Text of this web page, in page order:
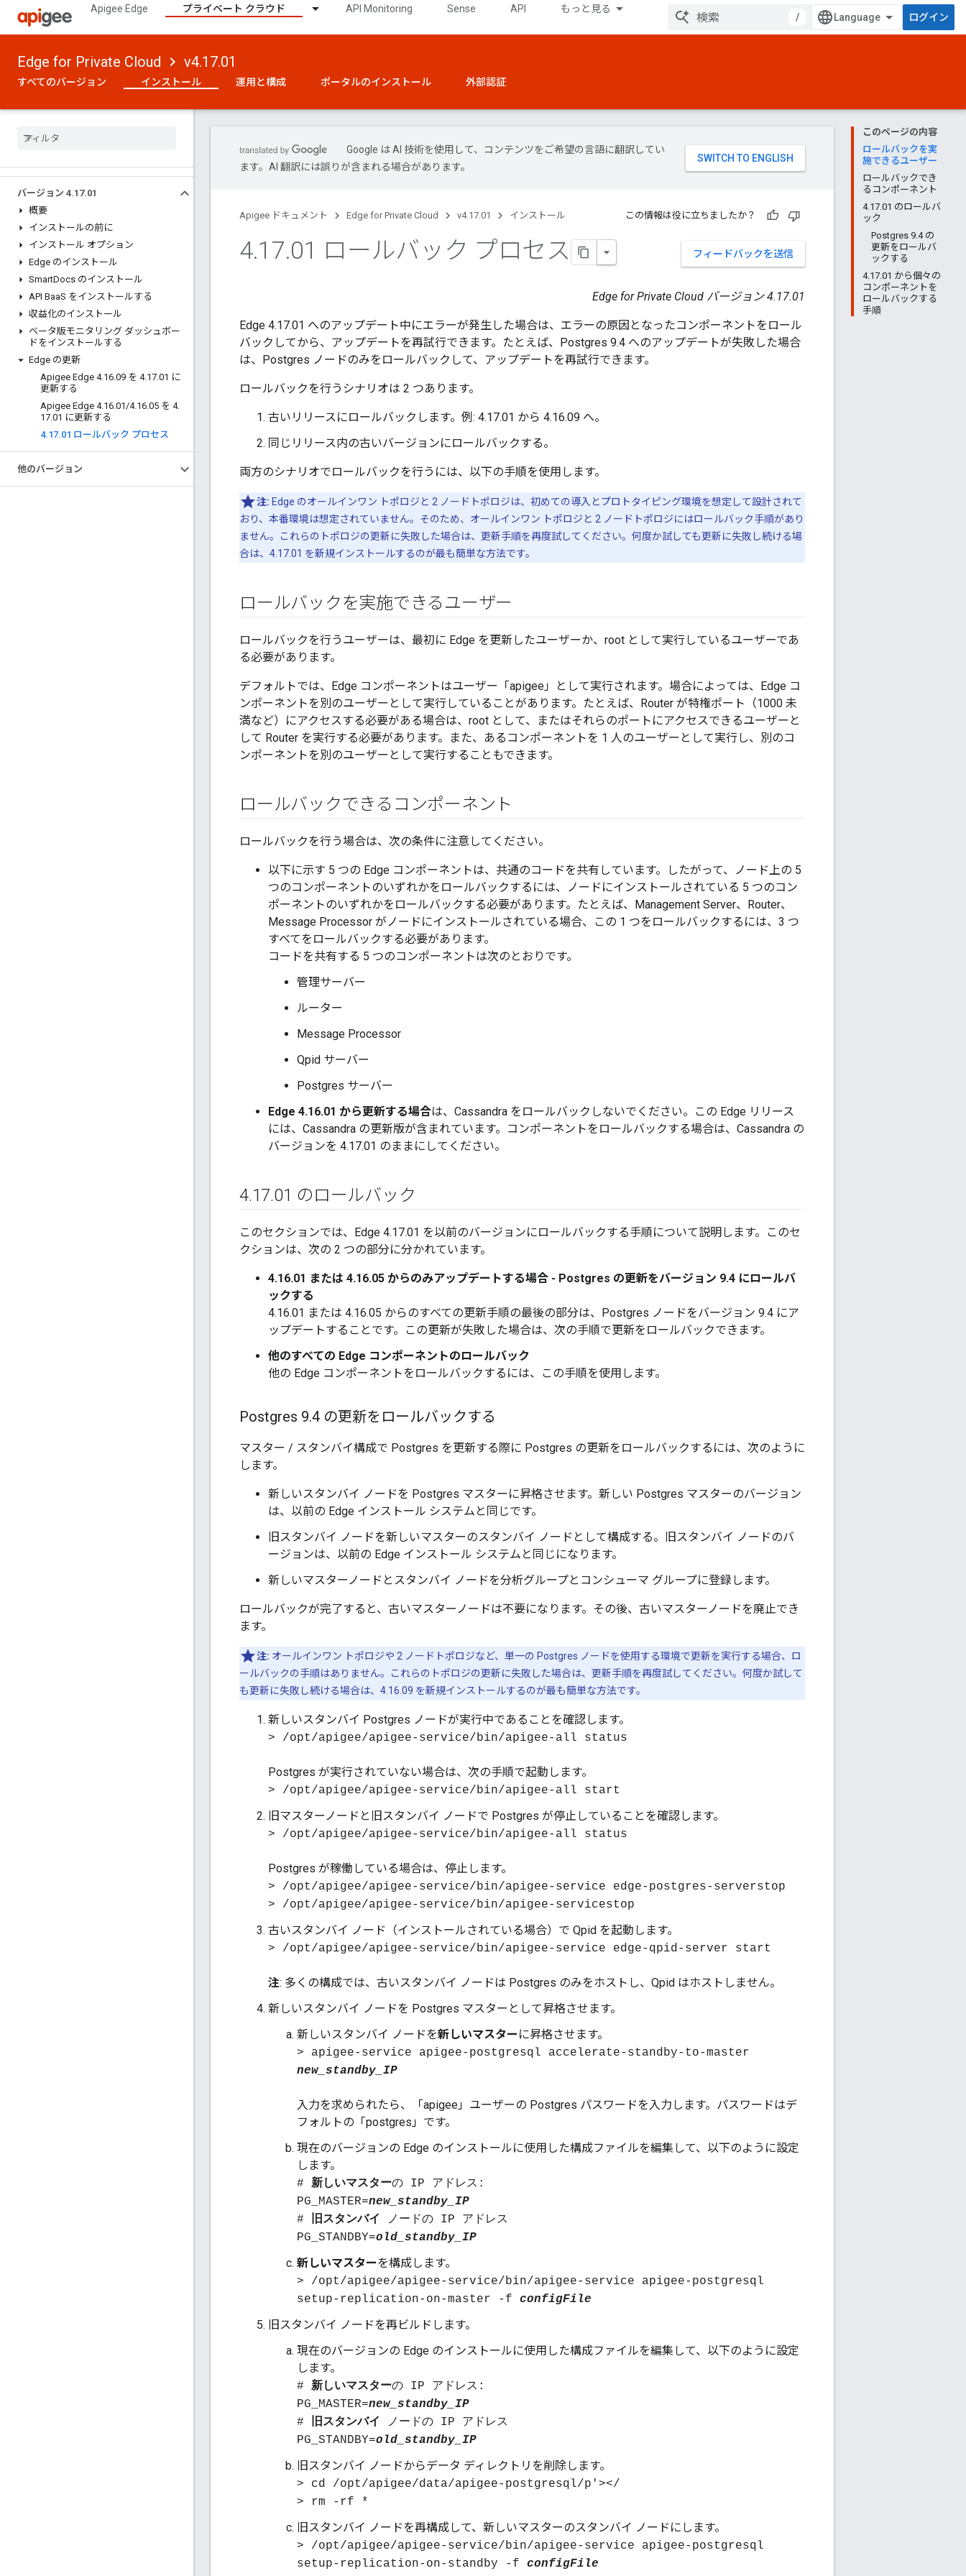
Apigee Edge プライベート クラウド API Monitoring Sense API もっと見る
/ ログイン
Edge for Private Cloud v4.17.01
すべてのバージョン インストール 運用と構成 ポータルのインストール 外部認証
バージョン 4.17.01
概要
インストールの前に
インストール オプション
Edge のインストール
SmartDocs のインストール
API BaaS をインストールする
収益化のインストール
ベータ版モニタリング ダッシュボー
ドをインストールする
Edge の更新
Apigee Edge 4.16.09 を 4.17.01 に
更新する
Apigee Edge 4.16.01/4.16.05 を 4.
17.01 に更新する
4.17.01 ロールバック プロセス
他のバージョン
このページの内容
ロールバックを実
施できるユーザー
ロールバックでき
るコンポーネント
4.17.01 のロールバ
ック
Postgres 9.4 の
更新をロールバ
ックする
4.17.01 から個々の
コンポーネントを
ロールバックする
手順
Google は AI 技術を使用して、コンテンツをご希望の言語に翻訳してい
ます。AI 翻訳には誤りが含まれる場合があります。
Apigee ドキュメント Edge for Private Cloud v4.17.01 インストール この情報は役に立ちましたか？
フィードバックを送信
4.17.01 ロールバック プロセス
Edge for Private Cloud バージョン 4.17.01
Edge 4.17.01 へのアップデート中にエラーが発生した場合は、エラーの原因となったコンポーネントをロール
バックしてから、アップデートを再試行できます。たとえば、Postgres 9.4 へのアップデートが失敗した場合
は、Postgres ノードのみをロールバックして、アップデートを再試行できます。
ロールバックを行うシナリオは 2 つあります。
古いリリースにロールバックします。例: 4.17.01 から 4.16.09 へ。
同じリリース内の古いバージョンにロールバックする。
両方のシナリオでロールバックを行うには、以下の手順を使用します。
注: Edge のオールインワン トポロジと 2 ノードトポロジは、初めての導入とプロトタイピング環境を想定して設計されて
おり、本番環境は想定されていません。そのため、オールインワン トポロジと 2 ノードトポロジにはロールバック手順があり
ません。これらのトポロジの更新に失敗した場合は、更新手順を再度試してください。何度か試しても更新に失敗し続ける場
合は、4.17.01 を新規インストールするのが最も簡単な方法です。
ロールバックを実施できるユーザー
ロールバックを行うユーザーは、最初に Edge を更新したユーザーか、root として実行しているユーザーであ
る必要があります。
デフォルトでは、Edge コンポーネントはユーザー「apigee」として実行されます。場合によっては、Edge コ
ンポーネントを別のユーザーとして実行していることがあります。たとえば、Router が特権ポート（1000 未
満など）にアクセスする必要がある場合は、root として、またはそれらのポートにアクセスできるユーザーと
して Router を実行する必要があります。また、あるコンポーネントを 1 人のユーザーとして実行し、別のコ
ンポーネントを別のユーザーとして実行することもできます。
ロールバックできるコンポーネント
ロールバックを行う場合は、次の条件に注意してください。
以下に示す 5 つの Edge コンポーネントは、共通のコードを共有しています。したがって、ノード上の 5
つのコンポーネントのいずれかをロールバックするには、ノードにインストールされている 5 つのコン
ポーネントのいずれかをロールバックする必要があります。たとえば、Management Server、Router、
Message Processor がノードにインストールされている場合、この 1 つをロールバックするには、3 つ
すべてをロールバックする必要があります。
コードを共有する 5 つのコンポーネントは次のとおりです。
管理サーバー
ルーター
Message Processor
Qpid サーバー
Postgres サーバー
Edge 4.16.01 から更新する場合は、Cassandra をロールバックしないでください。この Edge リリース
には、Cassandra の更新版が含まれています。コンポーネントをロールバックする場合は、Cassandra の
バージョンを 4.17.01 のままにしてください。
4.17.01 のロールバック
このセクションでは、Edge 4.17.01 を以前のバージョンにロールバックする手順について説明します。このセ
クションは、次の 2 つの部分に分かれています。
4.16.01 または 4.16.05 からのみアップデートする場合 - Postgres の更新をバージョン 9.4 にロールバ
ックする
4.16.01 または 4.16.05 からのすべての更新手順の最後の部分は、Postgres ノードをバージョン 9.4 にア
ップデートすることです。この更新が失敗した場合は、次の手順で更新をロールバックできます。
他のすべての Edge コンポーネントのロールバック
他の Edge コンポーネントをロールバックするには、この手順を使用します。
Postgres 9.4 の更新をロールバックする
マスター / スタンバイ構成で Postgres を更新する際に Postgres の更新をロールバックするには、次のように
します。
新しいスタンバイ ノードを Postgres マスターに昇格させます。新しい Postgres マスターのバージョン
は、以前の Edge インストール システムと同じです。
旧スタンバイ ノードを新しいマスターのスタンバイ ノードとして構成する。旧スタンバイ ノードのバ
ージョンは、以前の Edge インストール システムと同じになります。
新しいマスターノードとスタンバイ ノードを分析グループとコンシューマ グループに登録します。
ロールバックが完了すると、古いマスターノードは不要になります。その後、古いマスターノードを廃止でき
ます。
注: オールインワン トポロジや 2 ノードトポロジなど、単一の Postgres ノードを使用する環境で更新を実行する場合、ロ
ールバックの手順はありません。これらのトポロジの更新に失敗した場合は、更新手順を再度試してください。何度か試して
も更新に失敗し続ける場合は、4.16.09 を新規インストールするのが最も簡単な方法です。
新しいスタンバイ Postgres ノードが実行中であることを確認します。
> /opt/apigee/apigee-service/bin/apigee-all status
Postgres が実行されていない場合は、次の手順で起動します。
> /opt/apigee/apigee-service/bin/apigee-all start
旧マスターノードと旧スタンバイ ノードで Postgres が停止していることを確認します。
> /opt/apigee/apigee-service/bin/apigee-all status
Postgres が稼働している場合は、停止します。
> /opt/apigee/apigee-service/bin/apigee-service edge-postgres-serverstop
> /opt/apigee/apigee-service/bin/apigee-servicestop
古いスタンバイ ノード（インストールされている場合）で Qpid を起動します。
> /opt/apigee/apigee-service/bin/apigee-service edge-qpid-server start
注: 多くの構成では、古いスタンバイ ノードは Postgres のみをホストし、Qpid はホストしません。
新しいスタンバイ ノードを Postgres マスターとして昇格させます。
新しいスタンバイ ノードを新しいマスター に昇格させます。
> apigee-service apigee-postgresql accelerate-standby-to-master
new_standby_IP
入力を求められたら、「apigee」ユーザーの Postgres パスワードを入力します。パスワードはデ
フォルトの「postgres」です。
現在のバージョンの Edge のインストールに使用した構成ファイルを編集して、以下のように設定
します。
# 新しいマスターの IP アドレス:
PG_MASTER=new_standby_IP
#
旧スタンバイ
ノードの IP アドレス
PG_STANDBY=old_standby_IP
新しいマスターを構成します。
> /opt/apigee/apigee-service/bin/apigee-service apigee-postgresql
setup-replication-on-master -f configFile
旧スタンバイ ノードを再ビルドします。
現在のバージョンの Edge のインストールに使用した構成ファイルを編集して、以下のように設定
します。
# 新しいマスターの IP アドレス:
PG_MASTER=new_standby_IP
#
旧スタンバイ
ノードの IP アドレス
PG_STANDBY=old_standby_IP
旧スタンバイ ノードからデータ ディレクトリを削除します。
> cd /opt/apigee/data/apigee-postgresql/p'></
> rm -rf *
旧スタンバイ ノードを再構成して、新しいマスターのスタンバイ ノードにします。
> /opt/apigee/apigee-service/bin/apigee-service apigee-postgresql
setup-replication-on-standby -f configFile